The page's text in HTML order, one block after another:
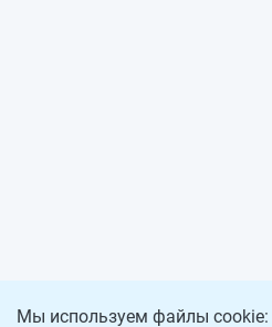
Мы используем файлы